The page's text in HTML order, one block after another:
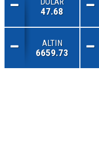
47.68
ALTIN
6659.73